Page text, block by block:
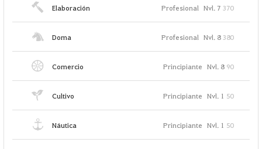
Elaboración Profesional Nvl. 7 370
Doma Profesional Nvl. 8 380
Comercio Principiante Nvl. 8 90
Cultivo Principiante Nvl. 1 50
Náutica Principiante Nvl. 1 50